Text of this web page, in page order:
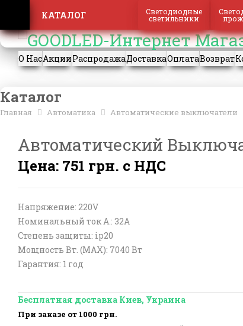
КАТАЛОГ Светодиодные
светильники
РегистрацияВход
О НасАкцииРаспродажаДоставкаОплатаВозврат
Каталог
Главная Автоматика Автоматические выключатели
Автоматический
Цена: 751 грн. с НДС
Напряжение: 220V
Номинальный ток А.: 32A
Степень защиты: ip20
Мощность Вт. (МАХ): 7040 Вт
Гарантия: 1 год
Бесплатная доставка Киев, Украина
При заказе от 1000 грн.